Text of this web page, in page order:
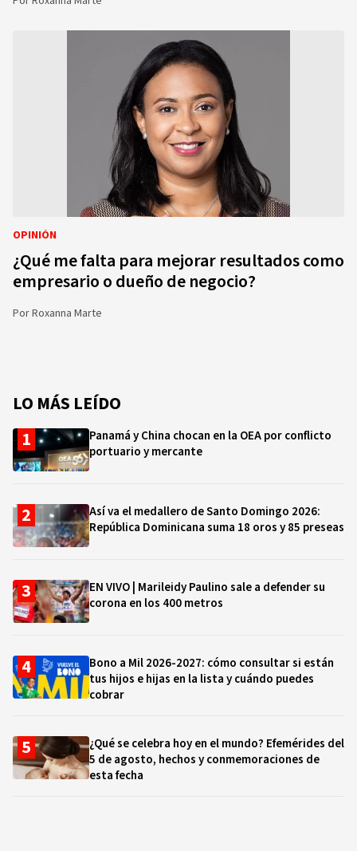
OPINIÓN
¿Qué me falta para mejorar resultados como
empresario o dueño de negocio?
PorRoxanna Marte
LO MÁS LEÍDO
Panamá y China chocan en la OEA por conflicto
portuario y mercante
Así va el medallero de Santo Domingo 2026:
República Dominicana suma 18 oros y 85 preseas
EN VIVO | Marileidy Paulino sale a defender su
corona en los 400 metros
Bono a Mil 2026-2027: cómo consultar si están
tus hijos e hijas en la lista y cuándo puedes
cobrar
¿Qué se celebra hoy en el mundo? Efemérides del
5 de agosto, hechos y conmemoraciones de
esta fecha